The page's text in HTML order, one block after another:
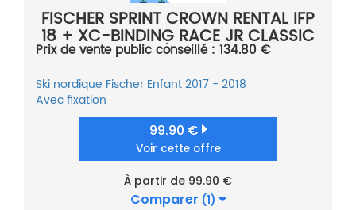
FISCHER SPRINT CROWN RENTAL IFP
18 + XC-BINDING RACE JR CLASSIC
IFP BLK/YELLOW 19
Prix de vente public conseillé : 134.80 €
Ski nordique Fischer Enfant2017 - 2018
Avec fixation
99.90 €
Voir cette offre
À partir de 99.90 €
Comparer (1)